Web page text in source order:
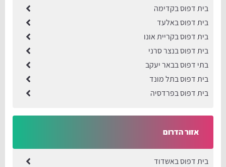
בית דפוס בקדימה
בית דפוס באלעד
בית דפוס בקריית אונו
בית דפוס בנצר סרני
בתי דפוס בבאר יעקב
בית דפוס בתל מונד
בית דפוס בפרדסיה
אזור הדרום
בית דפוס באשדוד